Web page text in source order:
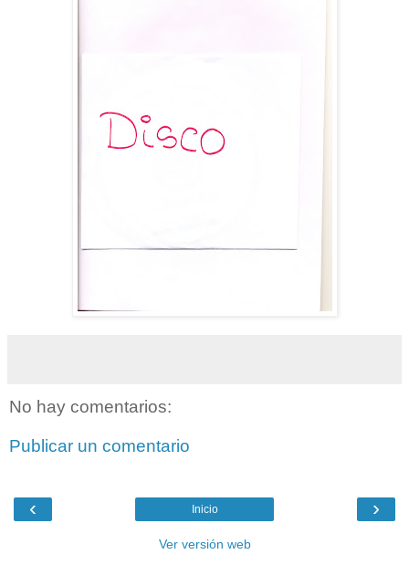
No hay comentarios:
Publicar un comentario
‹ ›
Inicio
Ver versión web